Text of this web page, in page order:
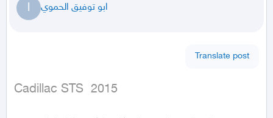
ا ابو توفيق الحموي
Translate post
Cadillac STS  2015